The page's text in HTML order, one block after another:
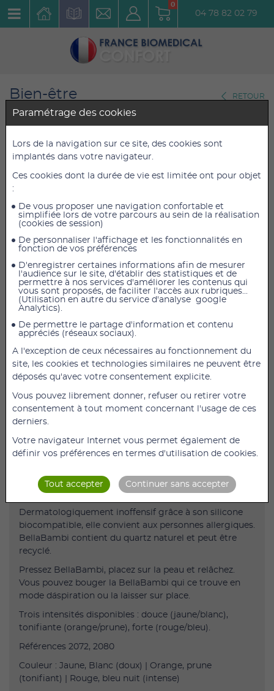
0
04 78 82 02 79
Bien-être
Auto-massage-Fascias
RETOUR
Lot de 3 ventouses Original
BellaBambi Jaune, orange,
rouge
58,80 €
49,00 € HT 49,00 €HT
AJOUTER AU PANIER
Lot de 3 ventouses Original BellaBambi Jaune,
orange, rouge
Elle active la circulation sanguine, la circulation
lymphatique et améliore la souplesse de la peau.
BellaBambi active la circulation sanguine, améliore la
circulation lymphatique et favorise la souplesse.
Il soulève les différentes couches de peau, peut
décoller les fascias et activer le métabolisme.
BellaBambi par dessus la peau, il génère un effet
peeling.
Dermatologiquement inoffensif grâce à son silicone
biocompatible, elle convient aux personnes allergiques.
BellaBambi contient du quartz naturel et peut être
recyclé.
Pressez BellaBambi, placez sur la peau et relâchez.
Vous pouvez bouger la BellaBambi qui ce trouve en
mode d´aspiration ou la laisser sur place.
Trois intensités disponibles : douce (jaune/blanc),
tonifiante (orange/prune), forte (rouge/bleu).
Références 2072, 2080
Couleur : Jaune, Blanc (doux) | Orange, prune
(tonifiant) | Rouge, bleu nuit (intense)
Paramétrage des cookies
Lors de la navigation sur ce site, des cookies sont
implantés dans votre navigateur.
Ces cookies dont la durée de vie est limitée ont pour objet
:
De vous proposer une navigation confortable et
simplifiée lors de votre parcours au sein de la réalisation
(cookies de session)
De personnaliser l'affichage et les fonctionnalités en
fonction de vos préférences
D'enregistrer certaines informations afin de mesurer
l'audience sur le site, d'établir des statistiques et de
permettre à nos services d'améliorer les contenus qui
vous sont proposés, de faciliter l'accès aux rubriques...
(Utilisation en autre du service d'analyse google
Analytics).
De permettre le partage d'information et contenu
appréciés (réseaux sociaux).
A l'exception de ceux nécessaires au fonctionnement du
site, les cookies et technologies similaires ne peuvent être
déposés qu'avec votre consentement explicite.
Vous pouvez librement donner, refuser ou retirer votre
consentement à tout moment concernant l'usage de ces
derniers.
Votre navigateur Internet vous permet également de
définir vos préférences en termes d'utilisation de cookies.
Tout accepter Continuer sans accepter